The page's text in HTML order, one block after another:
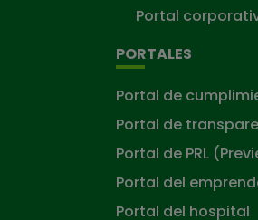
Portal
PORTALES
Portal de
Portal de
Portal de PRL
Portal del
Portal del hospital